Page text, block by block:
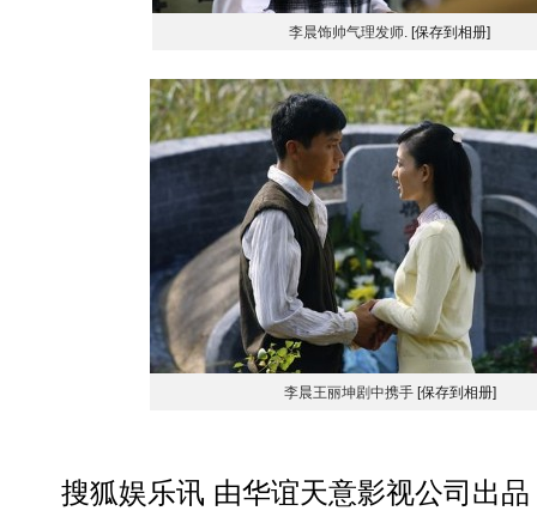
李晨饰帅气理发师. [保存到相册]
李晨王丽坤剧中携手 [保存到相册]
搜狐娱乐讯 由华谊天意影视公司出品